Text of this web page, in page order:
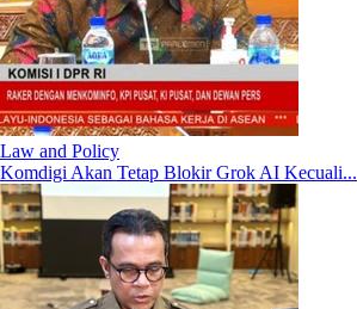
Law and Policy
Komdigi Akan Tetap Blokir Grok AI Kecuali...